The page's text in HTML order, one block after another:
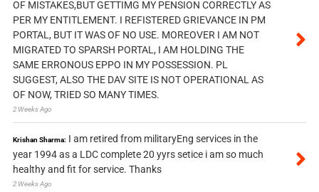
OF MISTAKES,BUT GETTIMG MY PENSION CORRECTLY AS
PER MY ENTITLEMENT. I REFISTERED GRIEVANCE IN PM
PORTAL, BUT IT WAS OF NO USE. MOREOVER I AM NOT
MIGRATED TO SPARSH PORTAL, I AM HOLDING THE
SAME ERRONOUS EPPO IN MY POSSESSION. PL
SUGGEST, ALSO THE DAV SITE IS NOT OPERATIONAL AS
OF NOW, TRIED SO MANY TIMES.
2 Weeks Ago
Krishan Sharma: I am retired from militaryEng services in the
year 1994 as a LDC complete 20 yyrs setice i am so much
healthy and fit for service. Thanks
2 Weeks Ago